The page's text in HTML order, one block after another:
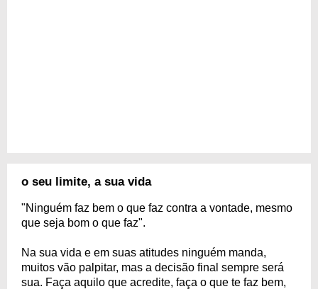
o seu limite, a sua vida
"Ninguém faz bem o que faz contra a vontade, mesmo
que seja bom o que faz".
Na sua vida e em suas atitudes ninguém manda,
muitos vão palpitar, mas a decisão final sempre será
sua. Faça aquilo que acredite, faça o que te faz bem,